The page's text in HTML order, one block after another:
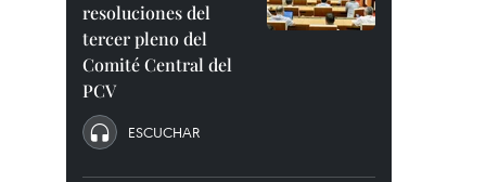
resoluciones del
tercer pleno del
Comité Central del
PCV
ESCUCHAR